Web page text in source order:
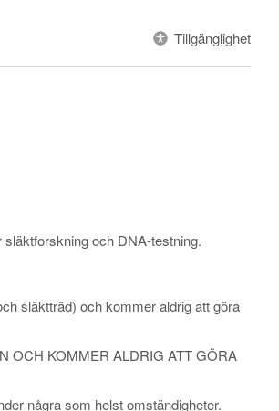
Tillgänglighet
och DNA-testning.
släktträd) och kommer aldrig att göra
OCH KOMMER ALDRIG ATT GÖRA
några som helst omständigheter.